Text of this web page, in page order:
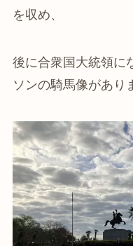
を収め、
後に合衆国大統領に
ソンの騎馬像があり